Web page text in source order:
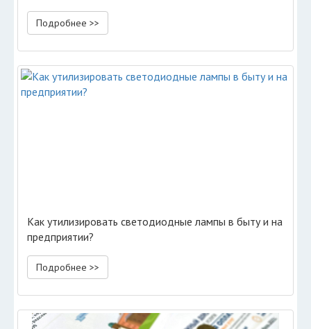
Подробнее >>
Как утилизировать светодиодные лампы в быту и на
предприятии?
Подробнее >>